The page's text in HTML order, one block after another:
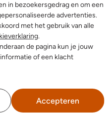
in bezoekersgedrag en om een
advertenties.
met het gebruik van alle
.
de pagina kun je jouw
of een klacht
Accepteren